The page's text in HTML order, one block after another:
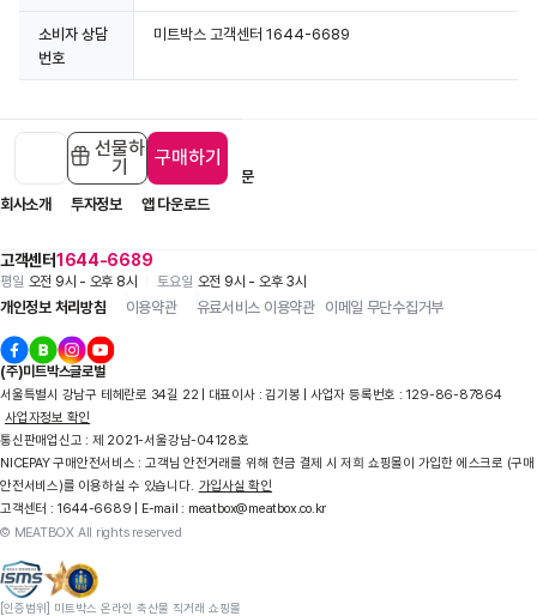
소비자 상담
번호
미트박스 고객센터 1644-6689
선물하
기
구매하기
고객센터1644-6689
평일 오전 9시 - 오후 8시 토요일 오전 9시 - 오후 3시
입점 제휴 문의 1:1 문의
자주 묻는 질문
회사소개
투자정보 앱 다운로드
개인정보 처리방침 이용약관 유료서비스 이용약관 이메일 무단수집거부
(주)미트박스글로벌
서울특별시 강남구 테헤란로 34길 22 | 대표이사 : 김기봉 | 사업자 등록번호 : 129-86-87864
사업자정보 확인
통신판매업신고 : 제 2021-서울강남-04128호
NICEPAY 구매안전서비스 : 고객님 안전거래를 위해 현금 결제 시 저희 쇼핑몰이 가입한 에스크로 (구매
안전서비스)를 이용하실 수 있습니다. 가입사실 확인
고객센터 : 1644-6689 | E-mail : meatbox@meatbox.co.kr
© MEATBOX All rights reserved
[인증범위] 미트박스 온라인 축산물 직거래 쇼핑몰